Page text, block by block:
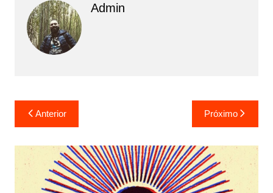
Admin
a
v
Anterior Próximo